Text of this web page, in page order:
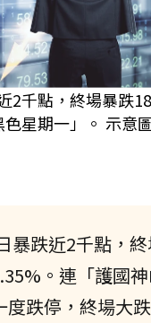
2千點，終場暴跌
星期一」。 示意
暴跌近2千點，
。連「護國神
度跌停，終場大